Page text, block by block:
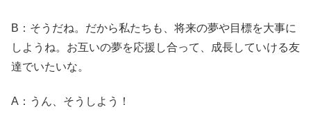
B：そうだね。だから私たちも、将来の夢や目標を大事に
しようね。お互いの夢を応援し合って、成長していける友
達でいたいな。
A：うん、そうしよう！